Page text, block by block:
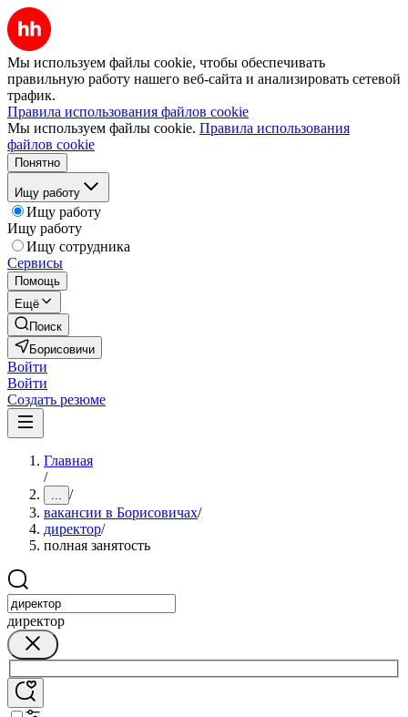
Мы используем файлы cookie, чтобы обеспечивать
правильную работу нашего веб-сайта и анализировать сетевой
трафик.
Правила использования файлов cookie
Мы используем файлы cookie. Правила использования
файлов cookie
Понятно
Ищу работу
Ищу работу
Ищу работу
Ищу сотрудника
Сервисы
Помощь
Ещё
Поиск
Борисовичи
Войти
Войти
Создать резюме
Главная
/
... /
вакансии в Борисовичах/
директор/
полная занятость
директор